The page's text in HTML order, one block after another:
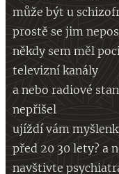
může být u
prostě se jim
někdy sem měl
televizní kanály
a nebo radiové
nepřišel
ujíždí vám
před 20 30 lety? a
navštivte